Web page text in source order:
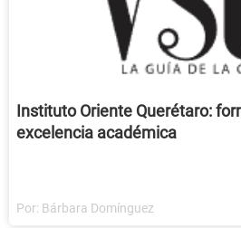
Instituto Oriente Querétaro:
excelencia académica
Por: Bárbara Domínguez